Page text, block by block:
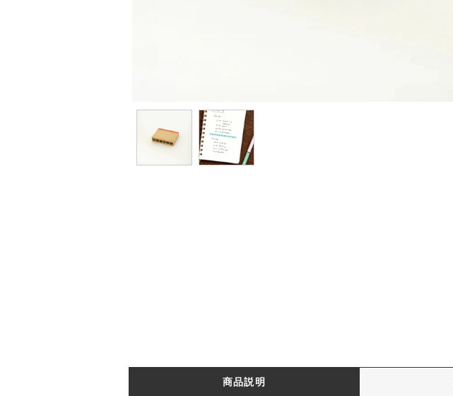
商品説明